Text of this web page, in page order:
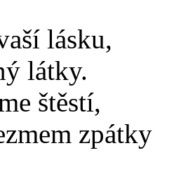
lásku,
látky.
štěstí,
zpátky